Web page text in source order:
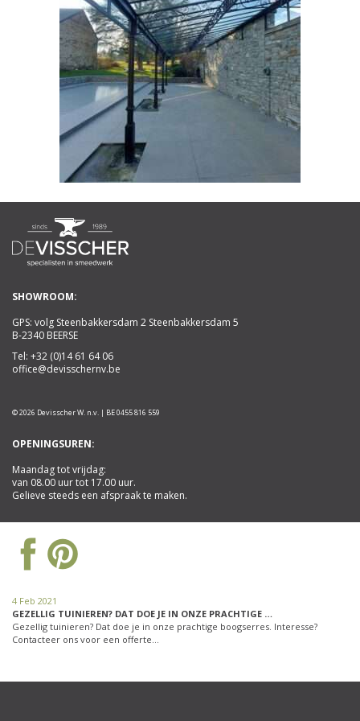
SHOWROOM:
GPS: volg Steenbakkersdam 2 Steenbakkersdam 5
B-2340 BEERSE
Tel: +32 (0)14 61 64 06
office@devisschernv.be
© 2026 Devisscher W. n.v. | BE 0455 816 559
OPENINGSUREN:
Maandag tot vrijdag:
van 08.00 uur tot 17.00 uur.
Gelieve steeds een afspraak te maken.
4 Feb 2021
GEZELLIG TUINIEREN? DAT DOE JE IN ONZE PRACHTIGE …
Gezellig tuinieren? Dat doe je in onze prachtige boogserres. Interesse?
Contacteer ons voor een offerte…